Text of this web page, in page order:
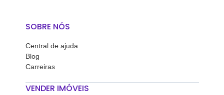
SOBRE NÓS
Central de ajuda
Blog
Carreiras
VENDER IMÓVEIS